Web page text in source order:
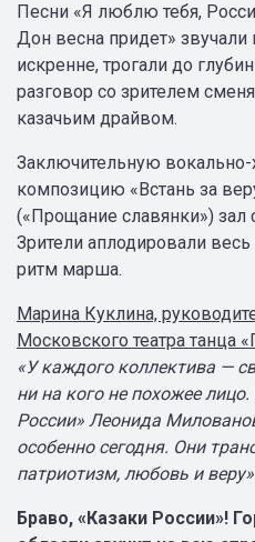
Песни «Я люблю тебя,
Дон весна придет»
искренне, трогали до
разговор со зрителем
казачьим драйвом.
Заключительную
композицию «Встань за
(«Прощание славянки») зал
Зрители аплодировали
ритм марша.
Марина Куклина,
Московского театра танца
«У каждого коллектива —
ни на кого не похожее
России» Леонида
особенно сегодня. Они
патриотизм, любовь и
Браво, «Казаки России»!